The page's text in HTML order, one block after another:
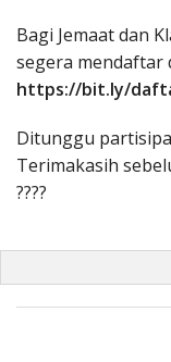
Bagi Jemaat dan
segera mendaftar
https://bit.ly/
Ditunggu
Terimakasih
????